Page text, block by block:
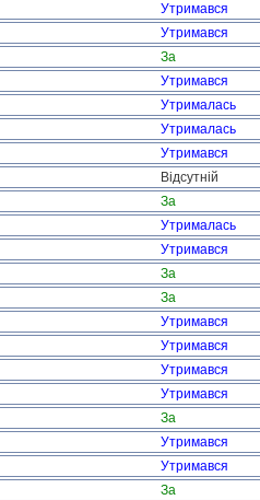
Утримався
Утримався
За
Утримався
Утрималась
Утрималась
Утримався
Відсутній
За
Утрималась
Утримався
За
За
Утримався
Утримався
Утримався
Утримався
За
Утримався
Утримався
За